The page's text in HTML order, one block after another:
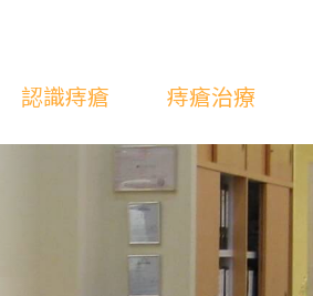
認識痔瘡 痔瘡治療